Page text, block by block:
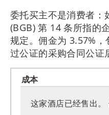
委托买主不是消费者：
(BGB) 第 14 条所指的
规定。佣金为 3.57%
过公证的采购合同公证
成本
这家酒店已经售出。